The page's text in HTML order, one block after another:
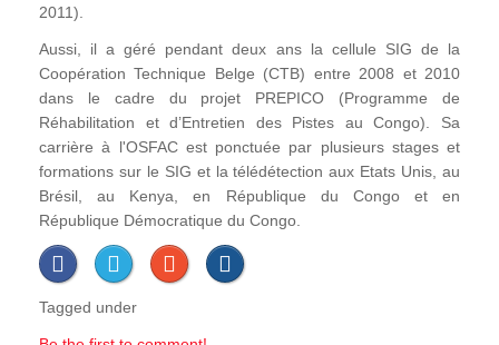
2011).
Aussi, il a géré pendant deux ans la cellule SIG de la
Coopération Technique Belge (CTB) entre 2008 et 2010
dans le cadre du projet PREPICO (Programme de
Réhabilitation et d’Entretien des Pistes au Congo). Sa
carrière à l'OSFAC est ponctuée par plusieurs stages et
formations sur le SIG et la télédétection aux Etats Unis, au
Brésil, au Kenya, en République du Congo et en
République Démocratique du Congo.
Tagged under